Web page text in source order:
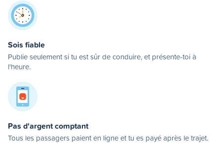
Sois fiable
Publie seulement si tu est sûr de conduire, et présente-toi à
l'heure.
Pas d'argent comptant
Tous les passagers paient en ligne et tu es payé après le trajet.